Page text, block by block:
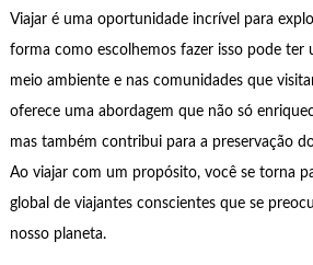
Viajar é uma oportunidade incrível para
forma como escolhemos fazer isso pode
meio ambiente e nas comunidades que
oferece uma abordagem que não só
mas também contribui para a preservação
Ao viajar com um propósito, você se torna
global de viajantes conscientes que se
nosso planeta.